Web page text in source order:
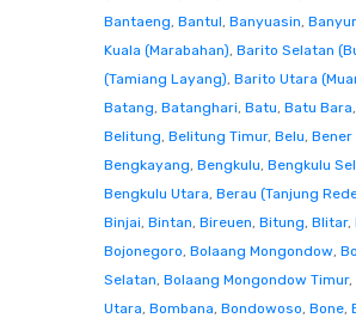
Bantaeng, Bantul, Banyuasin,
Kuala (Marabahan), Barito Selatan
(Tamiang Layang), Barito Utara
Batang, Batanghari, Batu, Batu Bara,
Belitung, Belitung Timur, Belu, Bener
Bengkayang, Bengkulu, Bengkulu
Bengkulu Utara, Berau (Tanjung
Binjai, Bintan, Bireuen, Bitung, Blitar,
Bojonegoro, Bolaang Mongondow,
Selatan, Bolaang Mongondow Timur,
Utara, Bombana, Bondowoso, Bone,